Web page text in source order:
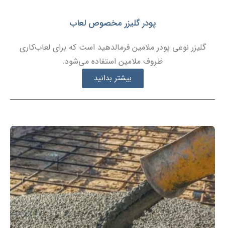
پودر گلیزر مخصوص لعاب
گلیزر نوعی پودر ملامین فرمالدهید است که برای لعاب‌کاری
ظروف ملامین استفاده می‌شود.
بیشتر بدانید